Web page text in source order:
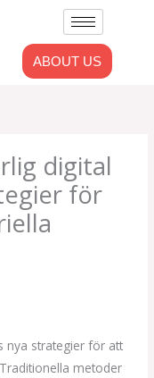
ABOUT US
digital
för
nya strategier för att
metoder